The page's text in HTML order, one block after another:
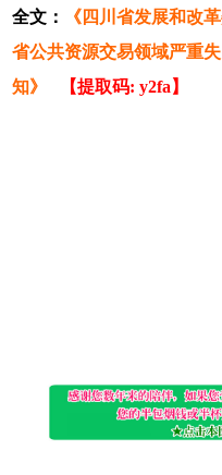
全文：
《四川省发展和改
省公共资源交易领域严重
知》
【提取码: y2fa】